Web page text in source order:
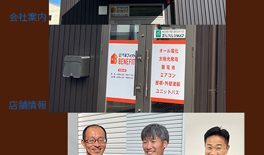
会社案内
店舗情報